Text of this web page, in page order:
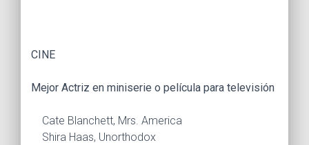
CINE
Mejor Actriz en miniserie o película para televisión
Cate Blanchett, Mrs. America
Shira Haas, Unorthodox